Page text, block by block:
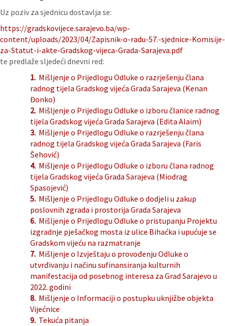
Uz poziv za sjednicu dostavlja se:
https://gradskovijece.sarajevo.ba/wp-
content/uploads/2023/04/Zapisnik-o-radu-57.-sjednice-Komisije-
za-Statut-i-akte-Gradskog-vijeca-Grada-Sarajeva.pdf
te predlaže sljedeći dnevni red:
1. Mišljenje o Prijedlogu Odluke o razrješenju člana
radnog tijela Gradskog vijeća Grada Sarajeva (Kenan
Đonko)
2. Mišljenje o Prijedlogu Odluke o izboru članice radnog
tijela Gradskog vijeća Grada Sarajeva (Edita Alaim)
3. Mišljenje o Prijedlogu Odluke o razrješenju člana
radnog tijela Gradskog vijeća Grada Sarajeva (Faris
Šehović)
4. Mišljenje o Prijedlogu Odluke o izboru člana radnog
tijela Gradskog vijeća Grada Sarajeva (Miodrag
Spasojević)
5. Mišljenje o Prijedlogu Odluke o dodjeli u zakup
poslovnih zgrada i prostorija Grada Sarajeva
6. Mišljenje o Prijedlogu Odluke o pristupanju Projektu
izgradnje pješačkog mosta iz ulice Bihaćka i upućuje se
Gradskom vijeću na razmatranje
7. Mišljenje o Izvještaju o provođenju Odluke o
utvrđivanju i načinu sufinansiranja kulturnih
manifestacija od posebnog interesa za Grad Sarajevo u
2022. godini
8. Mišljenje o Informaciji o postupku uknjižbe objekta
Vijećnice
9. Tekuća pitanja